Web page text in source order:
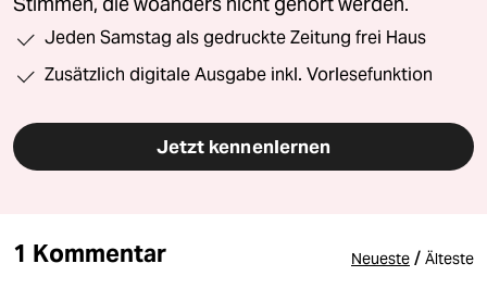
Jeden Samstag als gedruckte Zeitung frei Haus
Zusätzlich digitale Ausgabe inkl. Vorlesefunktion
Jetzt kennenlernen
1 Kommentar Neueste / Älteste